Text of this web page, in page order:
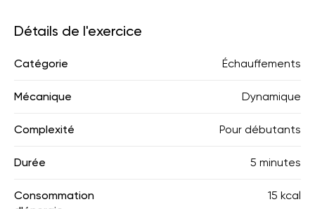
Détails de l'exercice
Catégorie Échauffements
Mécanique Dynamique
Complexité Pour débutants
Durée 5 minutes
Consommation
15 kcal